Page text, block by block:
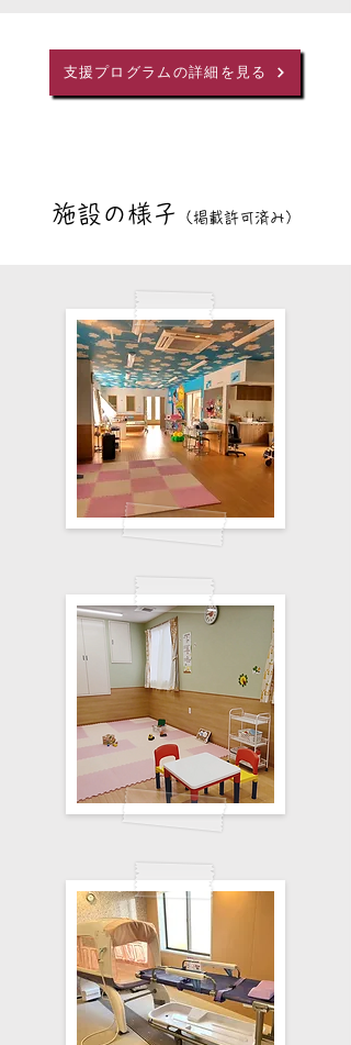
支援プログラムの詳細を見る
施設の様子 （掲載許可済み）